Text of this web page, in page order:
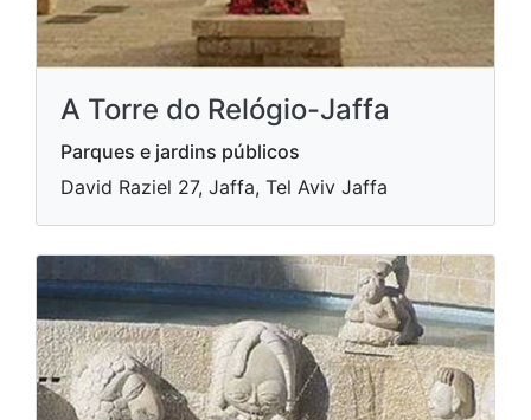
A Torre do Relógio-Jaffa
Parques e jardins públicos
David Raziel 27, Jaffa, Tel Aviv Jaffa